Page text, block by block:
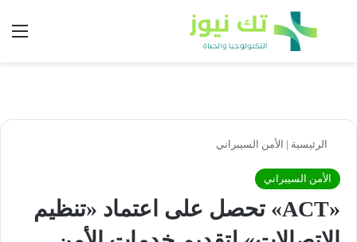
بحث عن
الرئيسية | الأمن السيبراني
الأمن السيبراني
«ACT» تحصل على اعتماد «تنظيم